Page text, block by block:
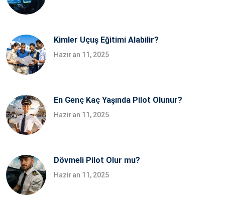
Kimler Uçuş Eğitimi Alabilir?
Haziran 11, 2025
En Genç Kaç Yaşında Pilot Olunur?
Haziran 11, 2025
Dövmeli Pilot Olur mu?
Haziran 11, 2025